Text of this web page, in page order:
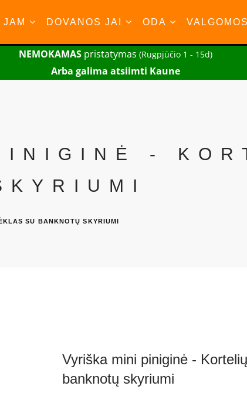
JAM DOVANOS JAI ODA
NEMOKAMAS pristatymas (Rugpjūčio 1 - 15d)
Arba galima atsiimti Kaune
-
SU BANKNOTŲ SKYRIUMI
Vyriška mini piniginė -
banknotų skyriumi